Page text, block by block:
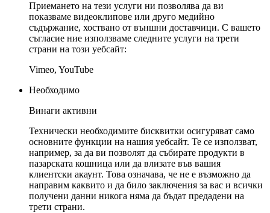
Приемането на тези услуги ни позволява да ви
показваме видеоклипове или друго медийно
съдържание, хоствано от външни доставчици. С вашето
съгласие ние използваме следните услуги на трети
страни на този уебсайт:
Vimeo, YouTube
Необходимо
Винаги активни
Технически необходимите бисквитки осигуряват само
основните функции на нашия уебсайт. Те се използват,
например, за да ви позволят да събирате продукти в
пазарската кошница или да влизате във вашия
клиентски акаунт. Това означава, че не е възможно да
направим каквито и да било заключения за вас и всички
получени данни никога няма да бъдат предадени на
трети страни.